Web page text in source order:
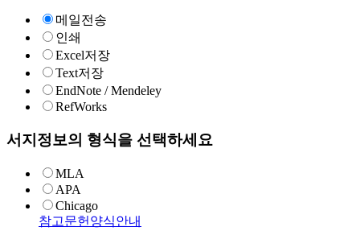
메일전송
인쇄
Excel저장
Text저장
EndNote / Mendeley
RefWorks
서지정보의 형식을 선택하세요
MLA
APA
Chicago
참고문헌양식안내